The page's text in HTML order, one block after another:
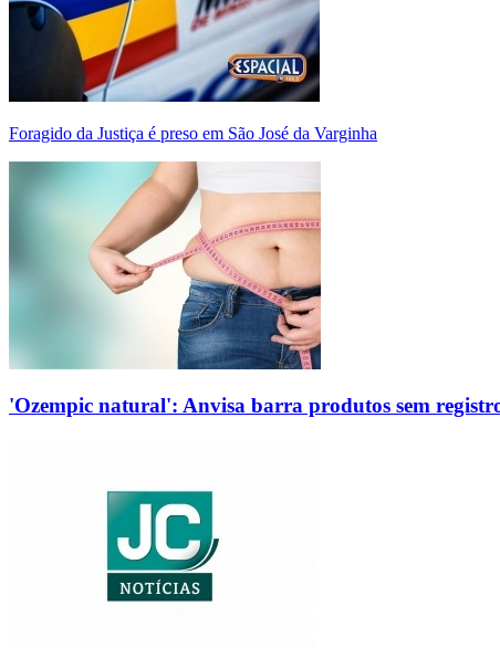
Foragido da Justiça é preso em São José da Varginha
'Ozempic natural': Anvisa barra produtos sem